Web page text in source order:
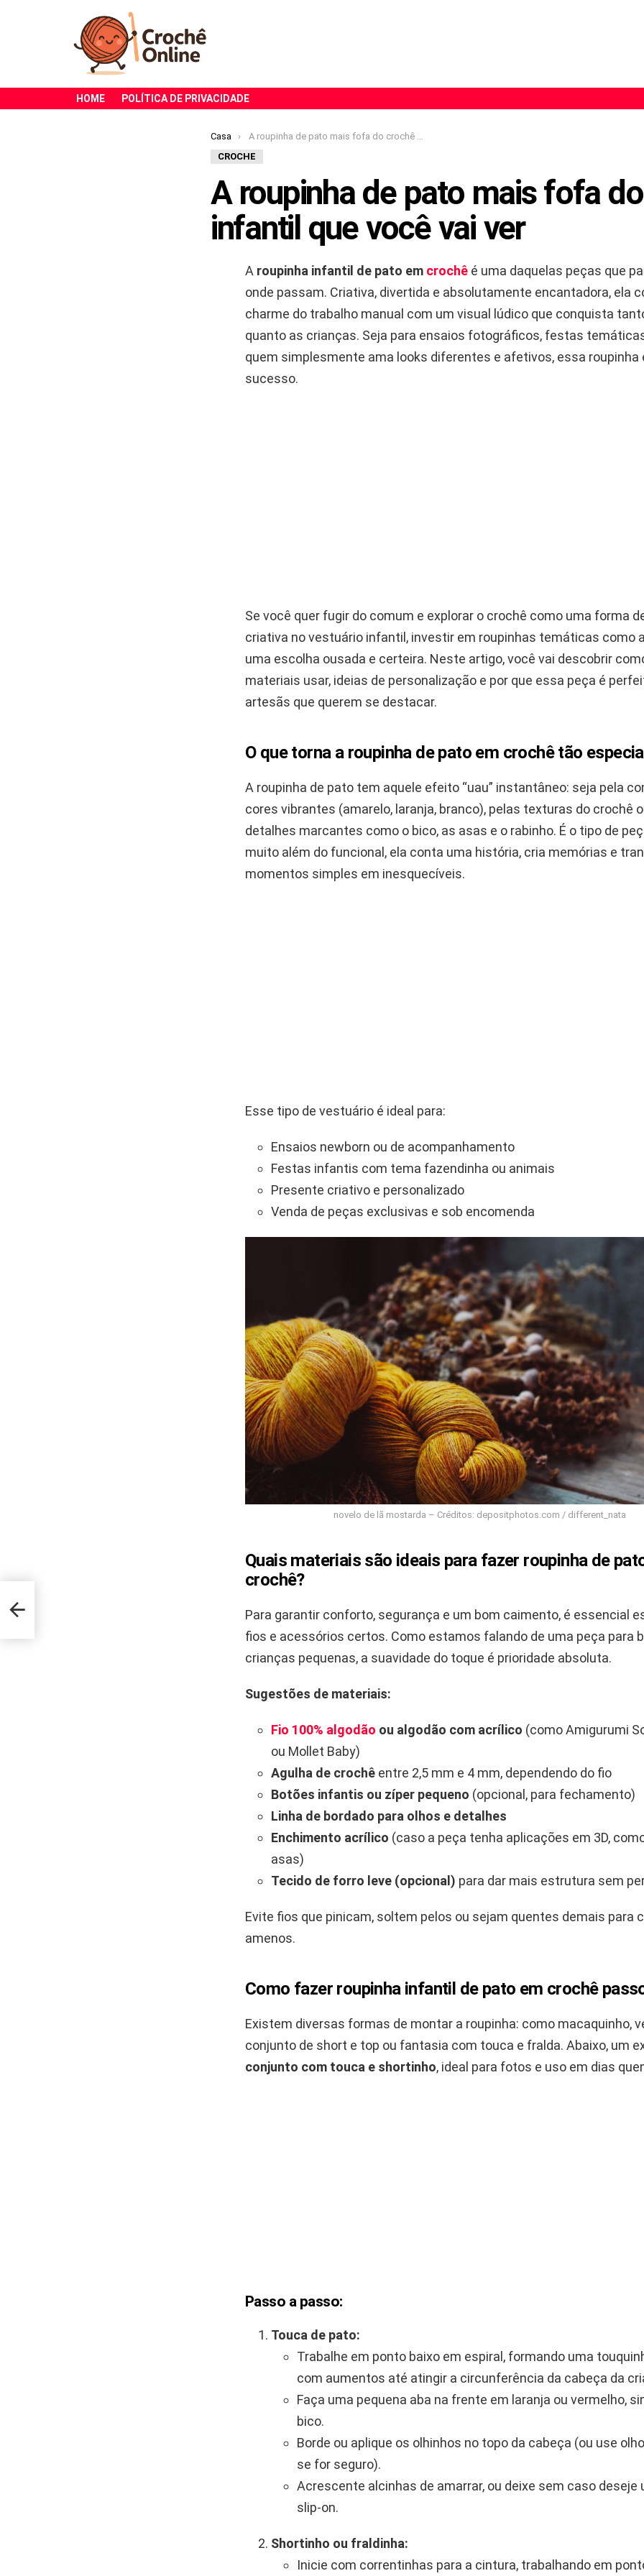
HOME POLÍTICA DE PRIVACIDADE
Você está aqui:
Casa
A roupinha de pato mais fofa do crochê infantil que você vai ver
CROCHE
A roupinha de pato mais fofa
infantil que você vai ver
A roupinha infantil de pato em crochê é uma daquelas peças que
onde passam. Criativa, divertida e absolutamente encantadora, ela
charme do trabalho manual com um visual lúdico que conquista
quanto as crianças. Seja para ensaios fotográficos, festas
quem simplesmente ama looks diferentes e afetivos, essa roupinha
sucesso.
Se você quer fugir do comum e explorar o crochê como uma forma
criativa no vestuário infantil, investir em roupinhas temáticas como
uma escolha ousada e certeira. Neste artigo, você vai descobrir
materiais usar, ideias de personalização e por que essa peça é
artesãs que querem se destacar.
O que torna a roupinha de pato em crochê tão
A roupinha de pato tem aquele efeito “uau” instantâneo: seja pela
cores vibrantes (amarelo, laranja, branco), pelas texturas do crochê
detalhes marcantes como o bico, as asas e o rabinho. É o tipo de
muito além do funcional, ela conta uma história, cria memórias e
momentos simples em inesquecíveis.
Esse tipo de vestuário é ideal para:
Ensaios newborn ou de acompanhamento
Festas infantis com tema fazendinha ou animais
Presente criativo e personalizado
Venda de peças exclusivas e sob encomenda
novelo de lã mostarda – Créditos: depositphotos.com / different_nata
Quais materiais são ideais para fazer roupinha de
crochê?
Para garantir conforto, segurança e um bom caimento, é essencial
fios e acessórios certos. Como estamos falando de uma peça para
crianças pequenas, a suavidade do toque é prioridade absoluta.
Sugestões de materiais:
Fio 100% algodão ou algodão com acrílico (como Amigurumi
ou Mollet Baby)
Agulha de crochê entre 2,5 mm e 4 mm, dependendo do fio
Botões infantis ou zíper pequeno (opcional, para fechamento)
Linha de bordado para olhos e detalhes
Enchimento acrílico (caso a peça tenha aplicações em 3D,
asas)
Tecido de forro leve (opcional) para dar mais estrutura sem
Evite fios que pinicam, soltem pelos ou sejam quentes demais para
amenos.
Como fazer roupinha infantil de pato em crochê
Existem diversas formas de montar a roupinha: como macaquinho,
conjunto de short e top ou fantasia com touca e fralda. Abaixo, um
conjunto com touca e shortinho, ideal para fotos e uso em dias
Passo a passo:
Touca de pato:
Trabalhe em ponto baixo em espiral, formando uma
com aumentos até atingir a circunferência da cabeça da
Faça uma pequena aba na frente em laranja ou vermelho,
bico.
Borde ou aplique os olhinhos no topo da cabeça (ou use
se for seguro).
Acrescente alcinhas de amarrar, ou deixe sem caso deseje
slip-on.
Shortinho ou fraldinha:
Inicie com correntinhas para a cintura, trabalhando em